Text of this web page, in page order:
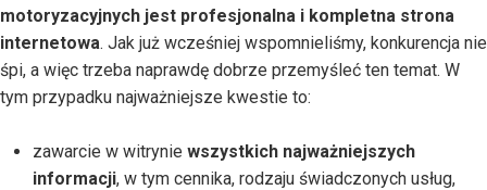
motoryzacyjnych jest profesjonalna i kompletna strona
internetowa. Jak już wcześniej wspomnieliśmy, konkurencja nie
śpi, a więc trzeba naprawdę dobrze przemyśleć ten temat. W
tym przypadku najważniejsze kwestie to:
zawarcie w witrynie wszystkich najważniejszych
informacji, w tym cennika, rodzaju świadczonych usług,